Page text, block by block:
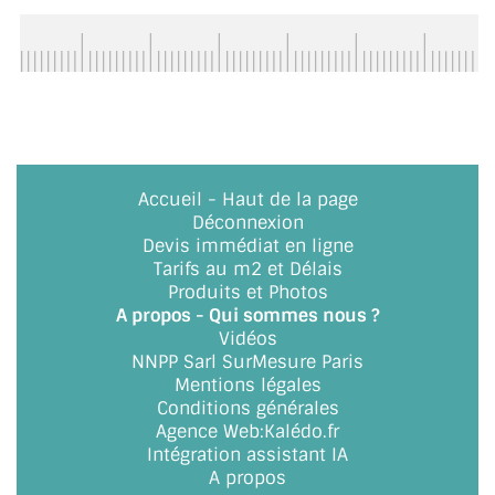
A PROPOS DE LA LIVRAISON
DÉCONNEXION
NOUS TROUVER - BUC 78
NOUS CONTACTER
Accueil - Haut de la page
Déconnexion
Devis immédiat en ligne
Tarifs au m2 et Délais
Produits et Photos
A propos - Qui sommes nous ?
Vidéos
NNPP Sarl SurMesure Paris
Mentions légales
Conditions générales
Agence Web:Kalédo.fr
Intégration assistant IA
A propos